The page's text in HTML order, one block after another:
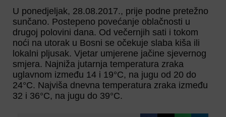
U ponedjeljak, 28.08.2017., prije podne pretežno
sunčano. Postepeno povećanje oblačnosti u
drugoj polovini dana. Od večernjih sati i tokom
noći na utorak u Bosni se očekuje slaba kiša ili
lokalni pljusak. Vjetar umjerene jačine sjevernog
smjera. Najniža jutarnja temperatura zraka
uglavnom između 14 i 19°C, na jugu od 20 do
24°C. Najviša dnevna temperatura zraka između
32 i 36°C, na jugu do 39°C.